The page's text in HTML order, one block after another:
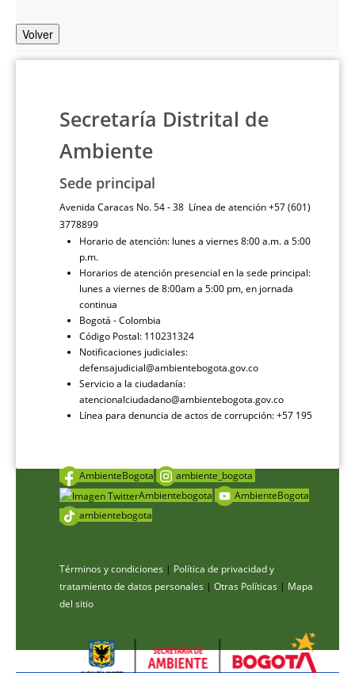
Volver
Secretaría Distrital de
Ambiente
Sede principal
Avenida Caracas No. 54 - 38 Línea de atención +57 (601)
3778899
Horario de atención: lunes a viernes 8:00 a.m. a 5:00
p.m.
Horarios de atención presencial en la sede principal:
lunes a viernes de 8:00am a 5:00 pm, en jornada
continua
Bogotá - Colombia
Código Postal: 110231324
Notificaciones judiciales:
defensajudicial@ambientebogota.gov.co
Servicio a la ciudadanía:
atencionalciudadano@ambientebogota.gov.co
Línea para denuncia de actos de corrupción: +57 195
AmbienteBogota
ambiente_bogota
Ambientebogota
AmbienteBogota
ambientebogota
Términos y condiciones | Política de privacidad y
tratamiento de datos personales | Otras Políticas | Mapa
del sitio